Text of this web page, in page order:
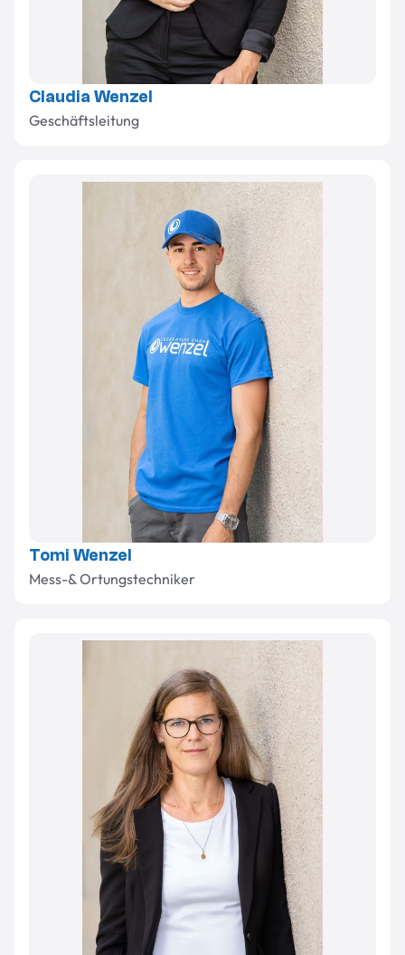
Claudia Wenzel
Geschäftsleitung
Tomi Wenzel
Mess-& Ortungstechniker